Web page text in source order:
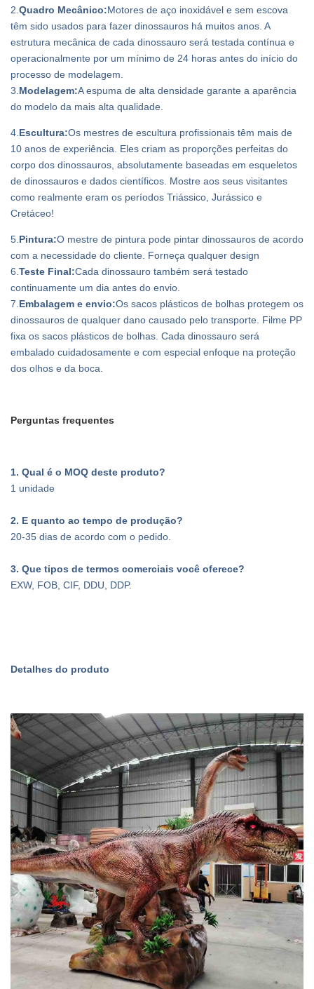
2. Quadro Mecânico:Motores de aço inoxidável e sem escova
têm sido usados ​​para fazer dinossauros há muitos anos. A
estrutura mecânica de cada dinossauro será testada contínua e
operacionalmente por um mínimo de 24 horas antes do início do
processo de modelagem.
3. Modelagem:A espuma de alta densidade garante a aparência
do modelo da mais alta qualidade.
4. Escultura:Os mestres de escultura profissionais têm mais de
10 anos de experiência. Eles criam as proporções perfeitas do
corpo dos dinossauros, absolutamente baseadas em esqueletos
de dinossauros e dados científicos. Mostre aos seus visitantes
como realmente eram os períodos Triássico, Jurássico e
Cretáceo!
5. Pintura:O mestre de pintura pode pintar dinossauros de acordo
com a necessidade do cliente. Forneça qualquer design
6. Teste Final:Cada dinossauro também será testado
continuamente um dia antes do envio.
7. Embalagem e envio:Os sacos plásticos de bolhas protegem os
dinossauros de qualquer dano causado pelo transporte. Filme PP
fixa os sacos plásticos de bolhas. Cada dinossauro será
embalado cuidadosamente e com especial enfoque na proteção
dos olhos e da boca.
Perguntas frequentes
1. Qual é o MOQ deste produto?
1 unidade
2. E quanto ao tempo de produção?
20-35 dias de acordo com o pedido.
3. Que tipos de termos comerciais você oferece?
EXW, FOB, CIF, DDU, DDP.
Detalhes do produto